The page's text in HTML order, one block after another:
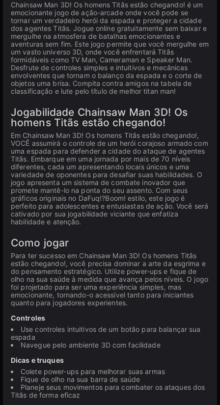
Chainsaw Man 3D! Os homens Titãs estão chegando! é um
emocionante jogo de ação-arcade onde você pode se
tornar um verdadeiro herói da espada e proteger a cidade
dos agentes Titãs. Jogue online gratuitamente sem baixar e
mergulhe na atmosfera de batalhas emocionantes e
aventuras sem fim. Este jogo permite que você mergulhe em
um vasto universo 3D, onde você enfrentará Titãs
formidáveis como TV Man, Cameraman e Speaker Man.
Desfrute de controles simples e intuitivos e mecânicas
envolventes que tornam o balanço da espada e o corte de
objetos uma brisa. Compita contra amigos na tabela de
classificação e lute pelo título de melhor titan man!
Jogabilidade Chainsaw Man 3D! Os
homens Titãs estão chegando!
Em Chainsaw Man 3D! Os homens Titãs estão chegando!,
VOCÊ assumirá o controle de um herói corajoso armado com
uma espada para defender a cidade do ataque de agentes
Titãs. Embarque em uma jornada por mais de 70 níveis
diferentes, cada um apresentando locais únicos e uma
variedade de oponentes para desafiar suas habilidades. O
jogo apresenta um sistema de combate inovador que
promete mantê-lo na ponta do seu assento. Com seus
gráficos originais no DaFuq!?Boom! estilo, este jogo é
perfeito para adolescentes e entusiastas de ação. Você será
cativado por sua jogabilidade viciante que enfatiza
habilidade e atenção.
Como jogar
Para ter sucesso em Chainsaw Man 3D! Os homens Titãs
estão chegando!, você precisa dominar a arte da esgrima e
do pensamento estratégico. Utilize power-ups e fique de
olho na sua saúde à medida que avança pelos níveis. O jogo
foi projetado para ser uma experiência simples, mas
emocionante, tornando-o acessível tanto para iniciantes
quanto para jogadores experientes.
Controles
Use controles intuitivos de um botão para balançar sua
espada
Navegue pelo ambiente 3D com facilidade
Dicas e truques
Colete power-ups para melhorar suas armas
Fique de olho na sua barra de saúde
Planeje seus movimentos para combater os ataques dos
Titãs de forma eficaz